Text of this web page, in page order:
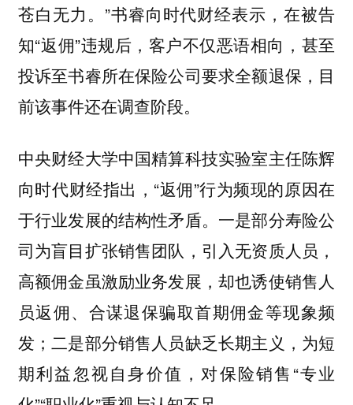
苍白无力。”书睿向时代财经表示，在被告
知“返佣”违规后，客户不仅恶语相向，甚至
投诉至书睿所在保险公司要求全额退保，目
前该事件还在调查阶段。
中央财经大学中国精算科技实验室主任陈辉
向时代财经指出，“返佣”行为频现的原因在
于行业发展的结构性矛盾。一是部分寿险公
司为盲目扩张销售团队，引入无资质人员，
高额佣金虽激励业务发展，却也诱使销售人
员返佣、合谋退保骗取首期佣金等现象频
发；二是部分销售人员缺乏长期主义，为短
期利益忽视自身价值，对保险销售“专业